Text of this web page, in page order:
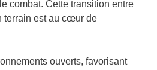
combat. Cette transition entre
terrain est au cœur de
ouverts, favorisant